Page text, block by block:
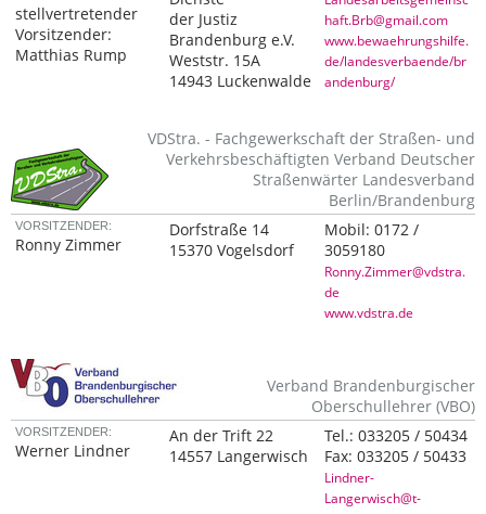
stellvertretender
Vorsitzender:
Matthias Rump
der Justiz
Brandenburg e.V.
Weststr. 15A
14943 Luckenwalde
haft.Brb@gmail.com
www.bewaehrungshilfe.
de/landesverbaende/br
andenburg/
VDStra. - Fachgewerkschaft der Straßen- und
Verkehrsbeschäftigten Verband Deutscher
Straßenwärter Landesverband
Berlin/Brandenburg
VORSITZENDER:
Ronny Zimmer
Dorfstraße 14
15370 Vogelsdorf
Mobil:0172 /
3059180
Ronny.Zimmer@vdstra.
de
www.vdstra.de
Verband Brandenburgischer
Oberschullehrer (VBO)
VORSITZENDER:
Werner Lindner
An der Trift 22
14557 Langerwisch
Tel.:033205 / 50434
Fax:033205 / 50433
Lindner-
Langerwisch@t-